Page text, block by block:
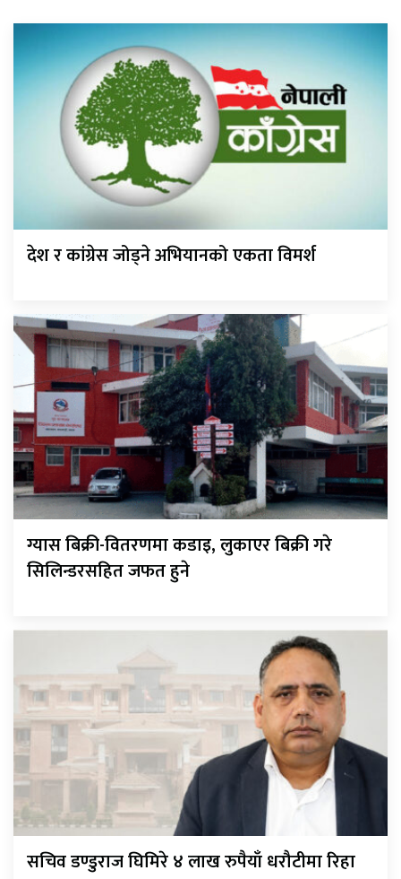
देश र कांग्रेस जोड्ने अभियानको एकता विमर्श
ग्यास बिक्री-वितरणमा कडाइ, लुकाएर बिक्री गरे
सिलिन्डरसहित जफत हुने
सचिव डण्डुराज घिमिरे ४ लाख रुपैयाँ धरौटीमा रिहा